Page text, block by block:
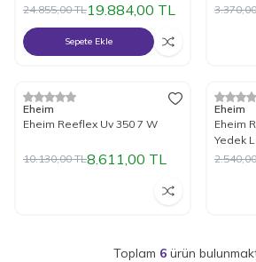
24.855,00TL19.884,00 TL
Sepete Ekle
3.370,00
%15İndirim
Eheim
Eheim Reeflex Uv 350 7 W
10.130,00TL8.611,00 TL
%15
Eheim
Eheim
Yedek
2.540,00
Toplam 6ürün